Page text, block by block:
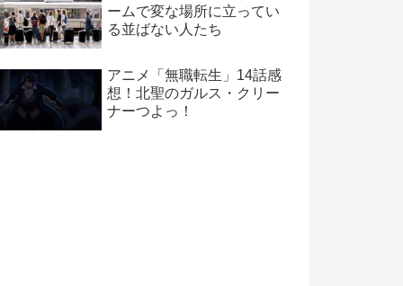
ームで変な場所に立ってい
る並ばない人たち
アニメ「無職転生」14話感
想！北聖のガルス・クリー
ナーつよっ！